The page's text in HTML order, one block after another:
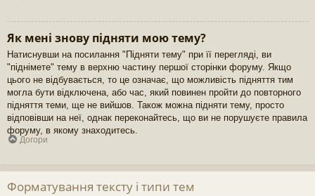
Як мені знову підняти мою тему?
Натиснувши на посилання "Підняти тему" при її перегляді, ви
"піднімете" тему в верхню частину першої сторінки форуму. Якщо
цього не відбувається, то це означає, що можливість підняття тим
могла бути відключена, або час, який повинен пройти до повторного
підняття теми, ще не вийшов. Також можна підняти тему, просто
відповівши на неї, однак переконайтесь, що ви не порушуєте правила
форуму, в якому знаходитесь.
Догори
Форматування тексту і типи тем